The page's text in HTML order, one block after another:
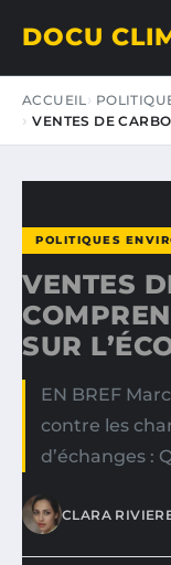
DOCU
ACCUEIL
VENTES DE
POLITIQUES
VENTES
SUR
EN BREF
contre les
d’échanges :
CLARA